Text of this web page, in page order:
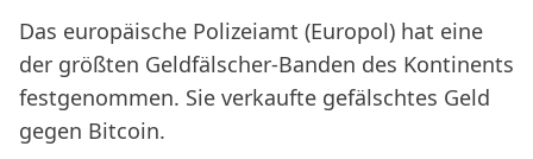
Das europäische Polizeiamt (Europol) hat eine
der größten Geldfälscher-Banden des Kontinents
festgenommen. Sie verkaufte gefälschtes Geld
gegen Bitcoin.